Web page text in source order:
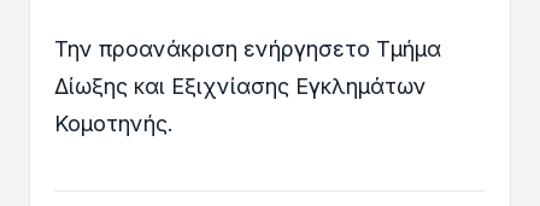
Την προανάκριση ενήργησετο Τμήμα
Δίωξης και Εξιχνίασης Εγκλημάτων
Κομοτηνής.